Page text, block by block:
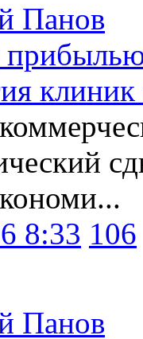
Панов
8:33 106
Панов